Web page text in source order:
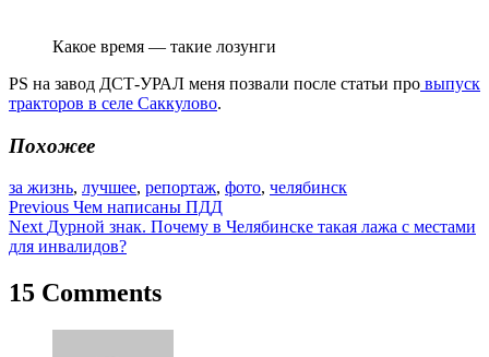
Какое время — такие лозунги
PS на завод ДСТ-УРАЛ меня позвали после статьи про выпуск
тракторов в селе Саккулово.
Похожее
за жизнь, лучшее, репортаж, фото, челябинск
Навигация
по
Previous Чем написаны ПДД
Next Дурной знак. Почему в Челябинске такая лажа с местами
для инвалидов?
15 Comments